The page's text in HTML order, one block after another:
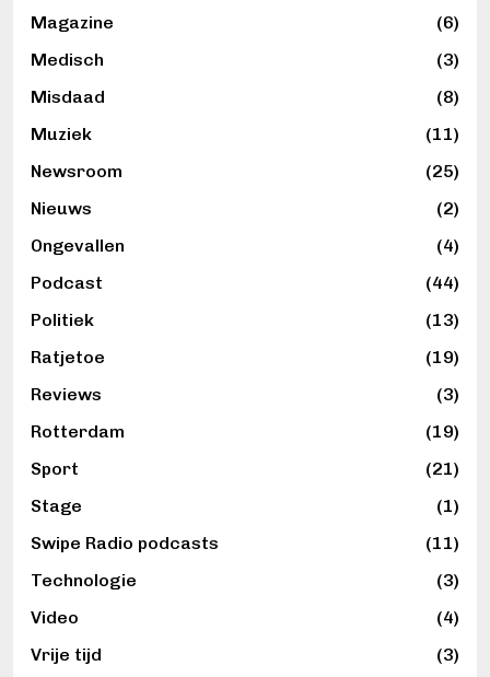
Magazine
(6)
Medisch
(3)
Misdaad
(8)
Muziek
(11)
Newsroom
(25)
Nieuws
(2)
Ongevallen
(4)
Podcast
(44)
Politiek
(13)
Ratjetoe
(19)
Reviews
(3)
Rotterdam
(19)
Sport
(21)
Stage
(1)
Swipe Radio podcasts
(11)
Technologie
(3)
Video
(4)
Vrije tijd
(3)